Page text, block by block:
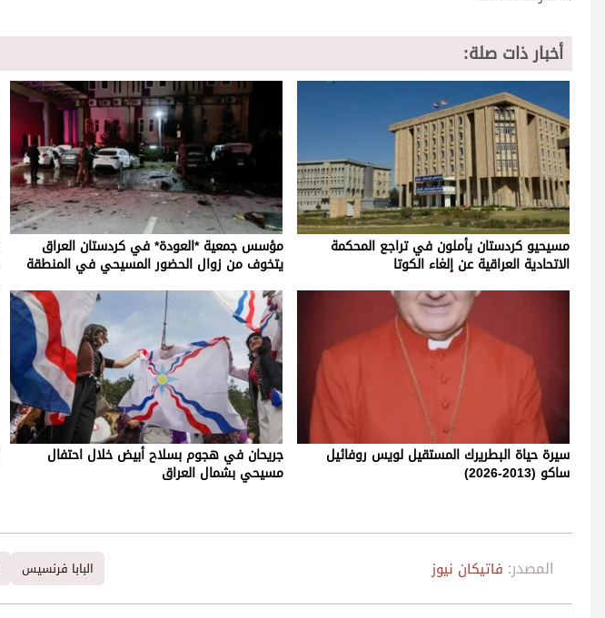
أخبار ذات صلة:
مسيحيو كردستان يأملون في تراجع المحكمة
الاتحادية العراقية عن إلغاء الكوتا
سيرة حياة البطريرك المستقيل لويس روفائيل
ساكو (2013-2026)
مؤسس جمعية *العودة* في كردستان العراق
يتخوف من زوال الحضور المسيحي في المنطقة
جريحان في هجوم بسلاح أبيض خلال احتفال
مسيحي بشمال العراق
المصدر: فاتيكان نيوز البابا فرنسيس